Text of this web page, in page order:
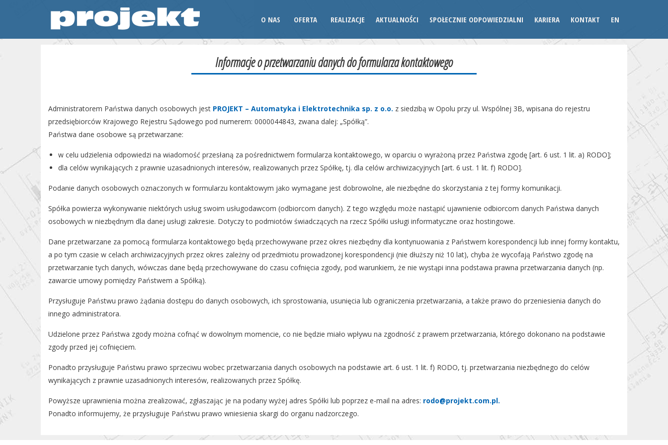
O NAS OFERTA REALIZACJE AKTUALNOŚCI SPOŁECZNIE ODPOWIEDZIALNI KARIERA KONTAKT EN
Informacje o przetwarzaniu danych do formularza kontaktowego
Administratorem Państwa danych osobowych jest PROJEKT – Automatyka i Elektrotechnika sp. z o.o. z siedzibą w Opolu przy ul. Wspólnej 3B, wpisana do rejestru
przedsiębiorców Krajowego Rejestru Sądowego pod numerem: 0000044843, zwana dalej: „Spółką”.
Państwa dane osobowe są przetwarzane:
w celu udzielenia odpowiedzi na wiadomość przesłaną za pośrednictwem formularza kontaktowego, w oparciu o wyrażoną przez Państwa zgodę [art. 6 ust. 1 lit. a) RODO];
dla celów wynikających z prawnie uzasadnionych interesów, realizowanych przez Spółkę, tj. dla celów archiwizacyjnych [art. 6 ust. 1 lit. f) RODO].
Podanie danych osobowych oznaczonych w formularzu kontaktowym jako wymagane jest dobrowolne, ale niezbędne do skorzystania z tej formy komunikacji.
Spółka powierza wykonywanie niektórych usług swoim usługodawcom (odbiorcom danych). Z tego względu może nastąpić ujawnienie odbiorcom danych Państwa danych
osobowych w niezbędnym dla danej usługi zakresie. Dotyczy to podmiotów świadczących na rzecz Spółki usługi informatyczne oraz hostingowe.
Dane przetwarzane za pomocą formularza kontaktowego będą przechowywane przez okres niezbędny dla kontynuowania z Państwem korespondencji lub innej formy kontaktu,
a po tym czasie w celach archiwizacyjnych przez okres zależny od przedmiotu prowadzonej korespondencji (nie dłuższy niż 10 lat), chyba że wycofają Państwo zgodę na
przetwarzanie tych danych, wówczas dane będą przechowywane do czasu cofnięcia zgody, pod warunkiem, że nie wystąpi inna podstawa prawna przetwarzania danych (np.
zawarcie umowy pomiędzy Państwem a Spółką).
Przysługuje Państwu prawo żądania dostępu do danych osobowych, ich sprostowania, usunięcia lub ograniczenia przetwarzania, a także prawo do przeniesienia danych do
innego administratora.
Udzielone przez Państwa zgody można cofnąć w dowolnym momencie, co nie będzie miało wpływu na zgodność z prawem przetwarzania, którego dokonano na podstawie
zgody przed jej cofnięciem.
Ponadto przysługuje Państwu prawo sprzeciwu wobec przetwarzania danych osobowych na podstawie art. 6 ust. 1 lit. f) RODO, tj. przetwarzania niezbędnego do celów
wynikających z prawnie uzasadnionych interesów, realizowanych przez Spółkę.
Powyższe uprawnienia można zrealizować, zgłaszając je na podany wyżej adres Spółki lub poprzez e-mail na adres: rodo@projekt.com.pl.
Ponadto informujemy, że przysługuje Państwu prawo wniesienia skargi do organu nadzorczego.